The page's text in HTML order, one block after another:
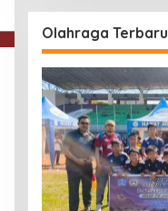
Olahraga Terbaru